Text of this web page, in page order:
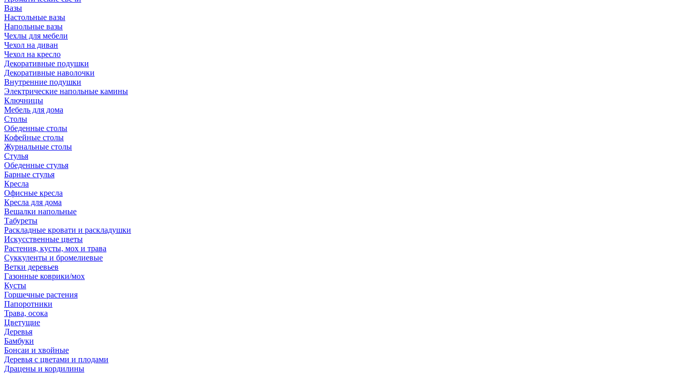
Вазы
Настольные вазы
Напольные вазы
Чехлы для мебели
Чехол на диван
Чехол на кресло
Декоративные подушки
Декоративные наволочки
Внутренние подушки
Электрические напольные камины
Ключницы
Мебель для дома
Столы
Обеденные столы
Кофейные столы
Журнальные столы
Стулья
Обеденные стулья
Барные стулья
Кресла
Офисные кресла
Кресла для дома
Вешалки напольные
Табуреты
Раскладные кровати и раскладушки
Искусственные цветы
Растения, кусты, мох и трава
Суккуленты и бромелиевые
Ветки деревьев
Газонные коврики/мох
Кусты
Горшечные растения
Папоротники
Трава, осока
Цветущие
Деревья
Бамбуки
Бонсаи и хвойные
Деревья с цветами и плодами
Драцены и кордилины